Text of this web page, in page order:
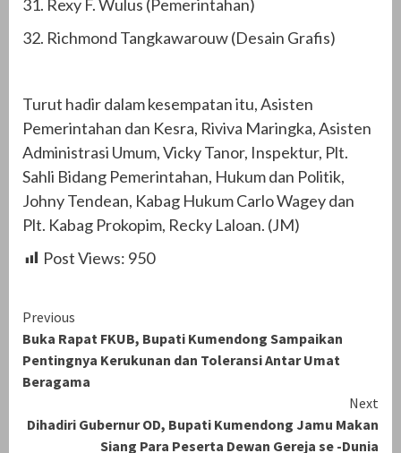
31. Rexy F. Wulus (Pemerintahan)
32. Richmond Tangkawarouw (Desain Grafis)
Turut hadir dalam kesempatan itu, Asisten
Pemerintahan dan Kesra, Riviva Maringka, Asisten
Administrasi Umum, Vicky Tanor, Inspektur, Plt.
Sahli Bidang Pemerintahan, Hukum dan Politik,
Johny Tendean, Kabag Hukum Carlo Wagey dan
Plt. Kabag Prokopim, Recky Laloan. (JM)
Post Views: 950
Continue
Reading
Previous
Buka Rapat FKUB, Bupati Kumendong Sampaikan
Pentingnya Kerukunan dan Toleransi Antar Umat
Beragama
Next
Dihadiri Gubernur OD, Bupati Kumendong Jamu Makan
Siang Para Peserta Dewan Gereja se -Dunia